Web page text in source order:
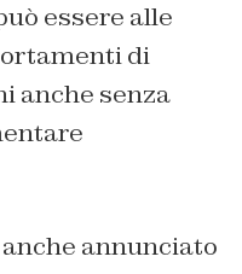
essere alle
di
anche senza
annunciato